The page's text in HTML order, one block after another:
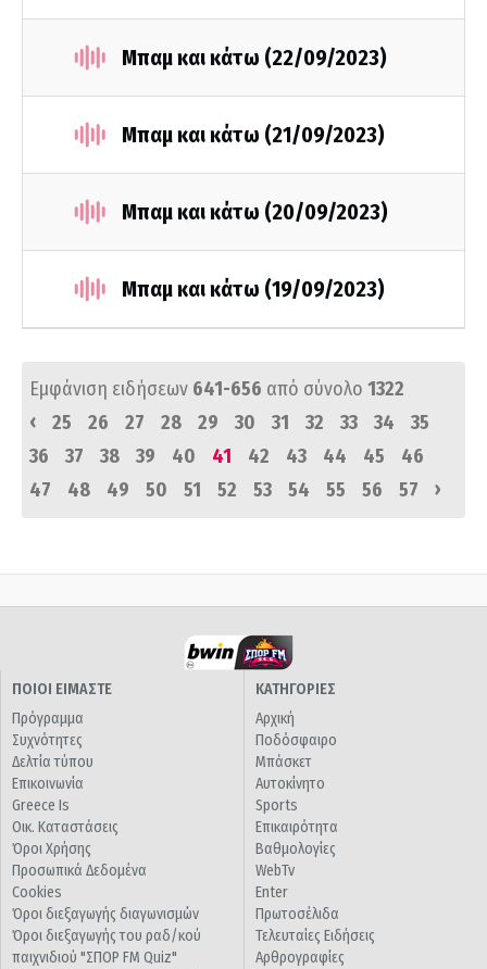
Μπαμ και κάτω (22/09/2023)
Μπαμ και κάτω (21/09/2023)
Μπαμ και κάτω (20/09/2023)
Μπαμ και κάτω (19/09/2023)
Εμφάνιση ειδήσεων 641-656 από σύνολο 1322
‹
25 26 27 28 29 30 31 32 33 34
35
36
37 38 39 40 41 42 43 44 45
46
47
48 49 50 51 52 53 54 55 56 57 ›
ΠΟΙΟΙ ΕΙΜΑΣΤΕ
Πρόγραμμα
Συχνότητες
Δελτία τύπου
Επικοινωνία
Greece Is
Οικ. Καταστάσεις
Όροι Χρήσης
Προσωπικά Δεδομένα
Cookies
Όροι διεξαγωγής διαγωνισμών
Όροι διεξαγωγής του ραδ/κού
παιχνιδιού "ΣΠΟΡ FM Quiz"
ΚΑΤΗΓΟΡΙΕΣ
Αρχική
Ποδόσφαιρο
Μπάσκετ
Αυτοκίνητο
Sports
Επικαιρότητα
Βαθμολογίες
WebTv
Enter
Πρωτοσέλιδα
Τελευταίες Ειδήσεις
Αρθρογραφίες